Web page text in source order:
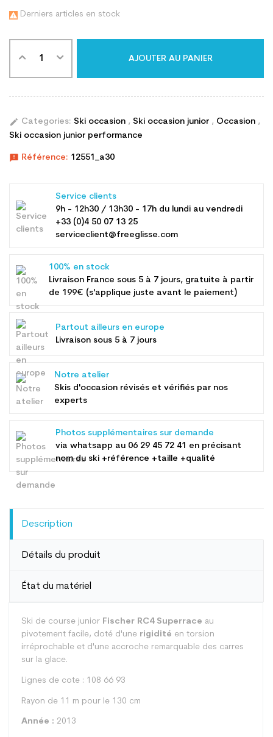
 Derniers articles en stock
AJOUTER AU PANIER
edit Categories: Ski occasion , Ski occasion junior , Occasion ,
Ski occasion junior performance
announcement Référence: 12551_a30
Service clients
9h - 12h30 / 13h30 - 17h du lundi au vendredi
+33 (0)4 50 07 13 25
serviceclient@freeglisse.com
100% en stock
Livraison France sous 5 à 7 jours, gratuite à partir
de 199€ (s'applique juste avant le paiement)
Partout ailleurs en europe
Livraison sous 5 à 7 jours
Notre atelier
Skis d'occasion révisés et vérifiés par nos
experts
Photos supplémentaires sur demande
via whatsapp au 06 29 45 72 41 en précisant
nom du ski +référence +taille +qualité
Description
Détails du produit
État du matériel
Ski de course junior Fischer RC4 Superrace au
pivotement facile, doté d'une rigidité en torsion
irréprochable et d'une accroche remarquable des carres
sur la glace.
Lignes de cote : 108 66 93
Rayon de 11 m pour le 130 cm
Année : 2013